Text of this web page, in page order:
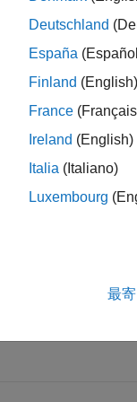
c—COM オ
関数ハンドル
COM オブジェクト
Deutschland
España
Finland (English)
France
Ireland (English)
Italia (Italiano)
Luxembourg
最